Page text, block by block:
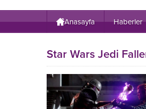
Anasayfa Haberler
Star Wars Jedi